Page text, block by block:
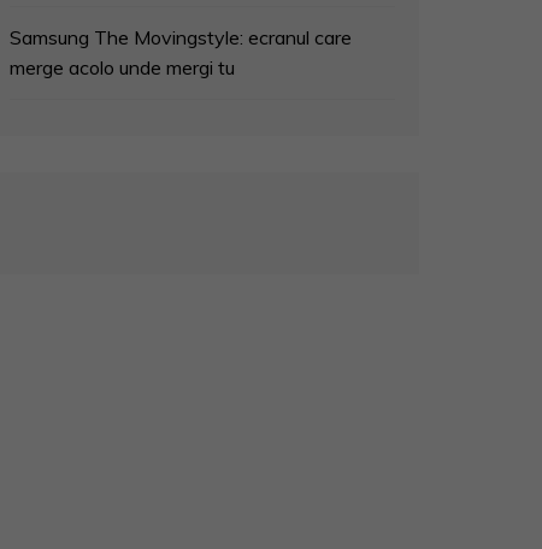
Samsung The Movingstyle: ecranul care
merge acolo unde mergi tu